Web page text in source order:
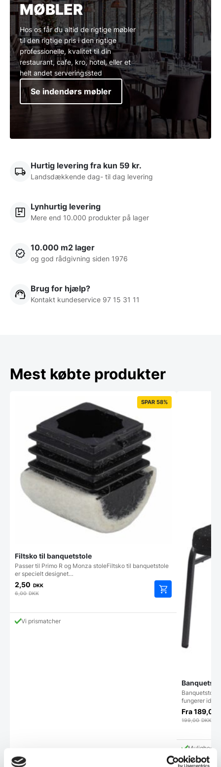
MØBLER
Hos os får du altid de rigtige møbler
til den rigtige pris i den rigtige
professionelle, kvalitet til din
restaurant, cafe, kro, hotel, eller et
helt andet serveringssted
Se indendørs møbler
Hurtig levering fra kun 59 kr.
Landsdækkende dag- til dag levering
Lynhurtig levering
Mere end 10.000 produkter på lager
10.000 m2 lager
og god rådgivning siden 1976
Brug for hjælp?
Kontakt kundeservice 97 15 31 11
Mest købte produkter
SPAR 58%
Filtsko til banquetstole
Passer til Primo R og Monza stoleFiltsko til banquetstole
er specielt designet…
2,50 DKK
6,00DKK
Vi prismatcher
fungerer
Fra189,05
199,00DKK
Mulighed